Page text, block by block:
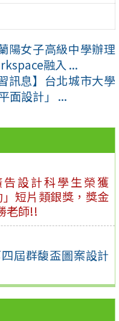
告設計科學生榮獲
」短片類銀獎，獎金
老師!!
屆群馥盃圖案設計
陽女子高級中學辦理
融入 ...
習訊息】台北城市大學
面設計」 ...